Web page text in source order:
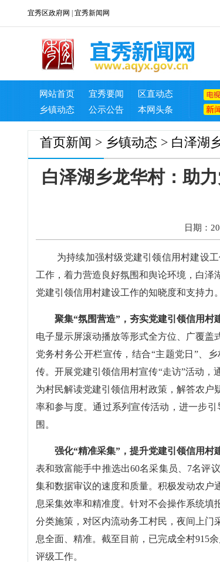
宜秀区政府网 宜秀新闻网
网站首页 宜秀要闻
区直动态
乡镇动态
公示公告 本网头条
首页新闻 > 乡镇动态 > 白泽湖
白泽湖乡龙华村：助
日期：
为持续加强村级党建引领信用村建设
工作，着力营造良好氛围和舆论环境，白
党建引领信用村建设工作的知晓度和支持力。
聚集“氛围营造”，夯实党建引领信用村
电子显示屏滚动播放等形式全方位、广覆盖
党务村务公开栏宣传，结合“主题党日”、
传。开展党建引领信用村宣传“走访”活动
为村民解读党建引领信用村政策，解答农户
率和参与度。通过系列宣传活动，进一步
围。
强化“精准采集”，提升党建引领信用村
表和致富能手中推选出60名采集员、7名评
集和数据审议的速度和质量。积极发动农户
息采集效率和精准度。针对不会操作系统填
分类施策，对区内流动务工村民，夜间上门
息全面、精准。截至目前，已完成全村915
评级工作。